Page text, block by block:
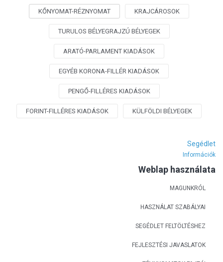
KŐNYOMAT-RÉZNYOMAT KRAJCÁROSOK
TURULOS BÉLYEGRAJZÚ BÉLYEGEK
ARATÓ-PARLAMENT KIADÁSOK
EGYÉB KORONA-FILLÉR KIADÁSOK
PENGŐ-FILLÉRES KIADÁSOK
FORINT-FILLÉRES KIADÁSOK KÜLFÖLDI BÉLYEGEK
Segédlet
Információk
Weblap használata
MAGUNKRÓL
HASZNÁLAT SZABÁLYAI
SEGÉDLET FELTÖLTÉSHEZ
FEJLESZTÉSI JAVASLATOK